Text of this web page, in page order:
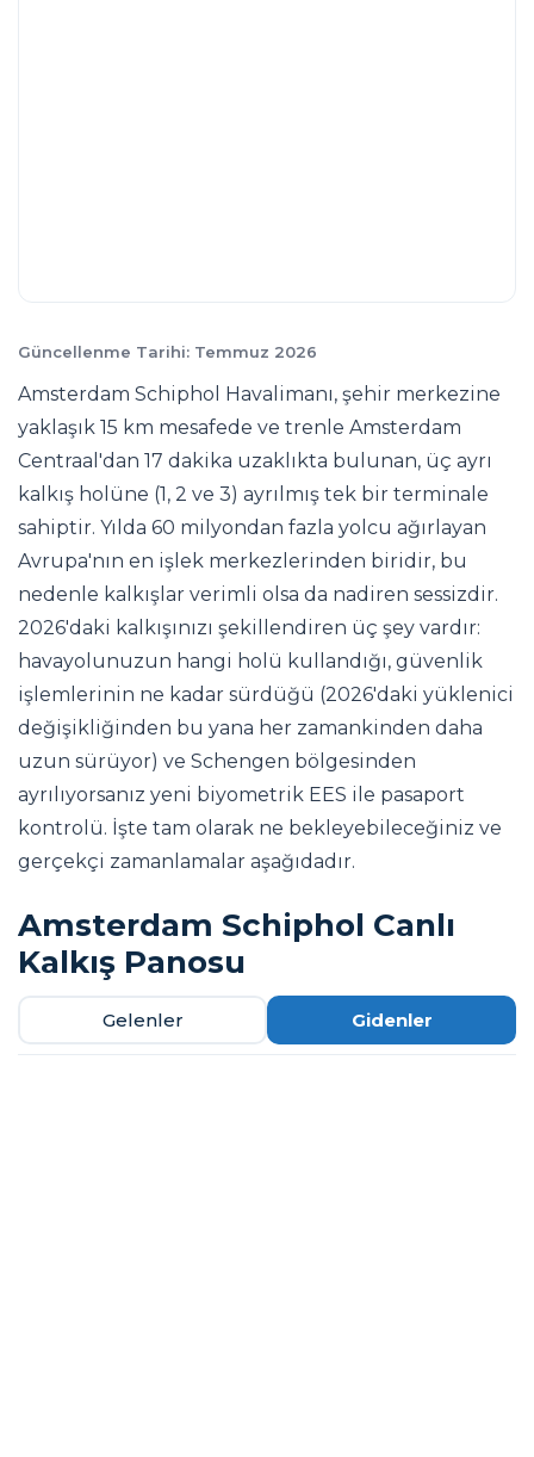
Güncellenme Tarihi: Temmuz 2026
Amsterdam Schiphol Havalimanı, şehir merkezine
yaklaşık 15 km mesafede ve trenle Amsterdam
Centraal'dan 17 dakika uzaklıkta bulunan, üç ayrı
kalkış holüne (1, 2 ve 3) ayrılmış tek bir terminale
sahiptir. Yılda 60 milyondan fazla yolcu ağırlayan
Avrupa'nın en işlek merkezlerinden biridir, bu
nedenle kalkışlar verimli olsa da nadiren sessizdir.
2026'daki kalkışınızı şekillendiren üç şey vardır:
havayolunuzun hangi holü kullandığı, güvenlik
işlemlerinin ne kadar sürdüğü (2026'daki yüklenici
değişikliğinden bu yana her zamankinden daha
uzun sürüyor) ve Schengen bölgesinden
ayrılıyorsanız yeni biyometrik EES ile pasaport
kontrolü. İşte tam olarak ne bekleyebileceğiniz ve
gerçekçi zamanlamalar aşağıdadır.
Amsterdam Schiphol Canlı
Kalkış Panosu
Gelenler Gidenler